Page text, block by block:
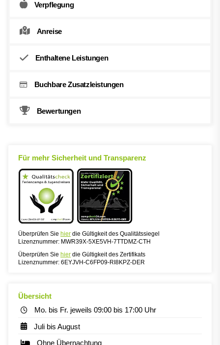
Verpflegung
Anreise
Enthaltene Leistungen
Buchbare Zusatzleistungen
Bewertungen
Für mehr Sicherheit und Transparenz
Überprüfen Sie hier die Gültigkeit des Qualitätssiegel
Lizenznummer: MWR39X-5XE5VH-7TTDMZ-CTH
Überprüfen Sie hier die Gültigkeit des Zertifikats
Lizenznummer: 6EYJVH-C6FP09-RI8KPZ-DER
Übersicht
Mo. bis Fr. jeweils 09:00 bis 17:00 Uhr
Juli bis August
Ohne Übernachtung